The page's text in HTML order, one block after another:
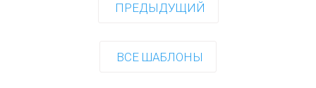
ПРЕДЫДУЩИЙ
ВСЕ ШАБЛОНЫ